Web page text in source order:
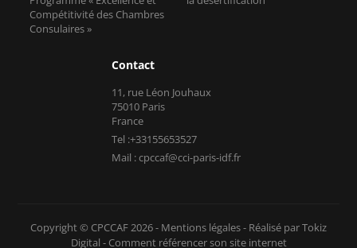
Compétitivité des Chambres
Consulaires »
Contact
11, rue Léon Jouhaux
75010 Paris
France
Tel :+33155653527
Mail : cpccaf@cci-paris-idf.fr
Copyright © CPCCAF 2026 - Mentions légales- Réalisé par Tokiz
Digital - Comment référencer son site internet